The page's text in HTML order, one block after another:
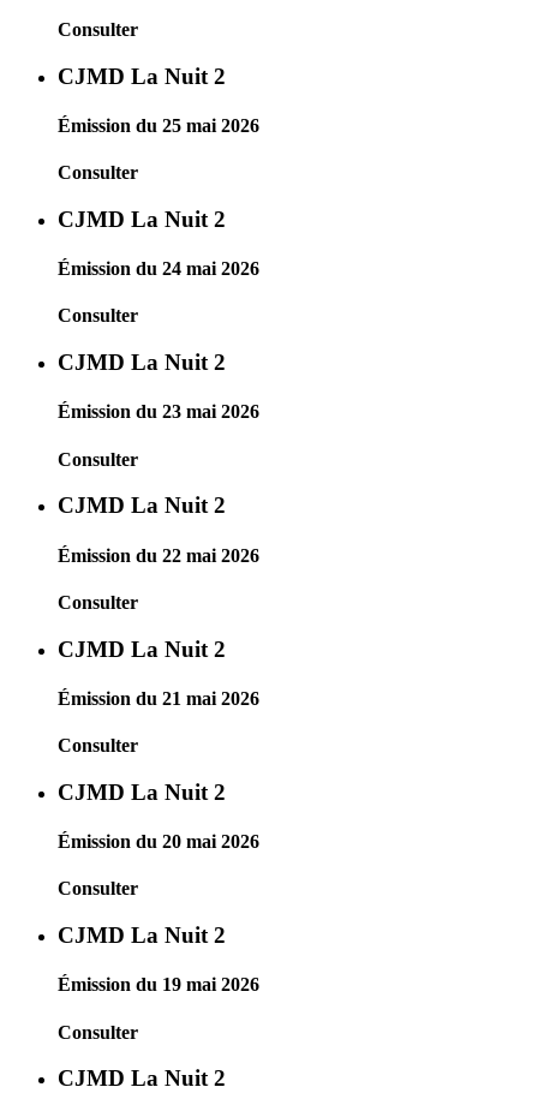
Consulter
CJMD La Nuit 2
Émission du 25 mai 2026
Consulter
CJMD La Nuit 2
Émission du 24 mai 2026
Consulter
CJMD La Nuit 2
Émission du 23 mai 2026
Consulter
CJMD La Nuit 2
Émission du 22 mai 2026
Consulter
CJMD La Nuit 2
Émission du 21 mai 2026
Consulter
CJMD La Nuit 2
Émission du 20 mai 2026
Consulter
CJMD La Nuit 2
Émission du 19 mai 2026
Consulter
CJMD La Nuit 2